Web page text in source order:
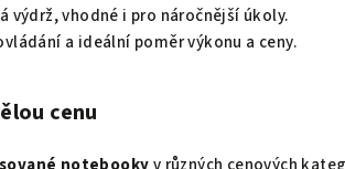
výdrž, vhodné i pro náročnější úkoly.
a ideální poměr výkonu a ceny.
cenu